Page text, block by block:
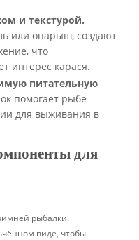
и текстурой.
или опарыш, создают
что
интерес карася.
питательную
помогает рыбе
для выживания в
для
рыбалки.
виде, чтобы